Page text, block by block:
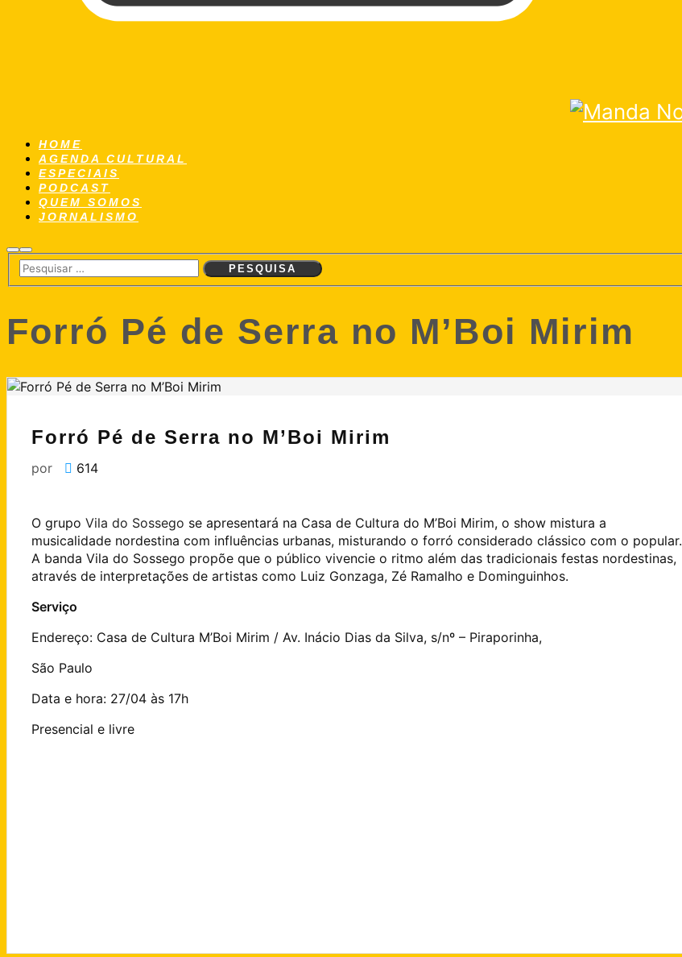
HOME
AGENDA CULTURAL
ESPECIAIS
PODCAST
QUEM SOMOS
JORNALISMO
Pesquisa
Menu
principal
Forró Pé de Serra no M’Boi Mirim
Forró Pé de Serra no M’Boi Mirim
por 614
O grupo Vila do Sossego se apresentará na Casa de Cultura do M’Boi Mirim, o show mistura a
musicalidade nordestina com influências urbanas, misturando o forró considerado clássico com o popular.
A banda Vila do Sossego propõe que o público vivencie o ritmo além das tradicionais festas nordestinas,
através de interpretações de artistas como Luiz Gonzaga, Zé Ramalho e Dominguinhos.
Serviço
Endereço: Casa de Cultura M’Boi Mirim / Av. Inácio Dias da Silva, s/nº – Piraporinha,
São Paulo
Data e hora: 27/04 às 17h
Presencial e livre